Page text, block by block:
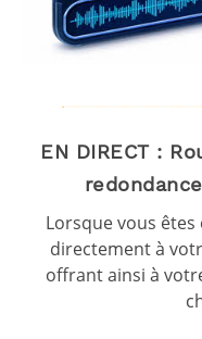
EN DIRECT :
Lorsque vous êtes
directement à
offrant ainsi à